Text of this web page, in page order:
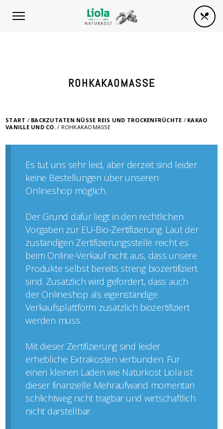
ROHKAKAOMASSE
START / BACKZUTATEN NÜSSE REIS UND TROCKENFRÜCHTE / KAKAO
VANILLE UND CO./ ROHKAKAOMASSE
Es tut uns sehr leid, aber derzeit sind leider
keine Bestellungen über unseren
Onlineshop möglich.
Der Grund dafür liegt in den rechtlichen
Vorgaben zur EU-Bio-Zertifizierung. Laut der
zuständigen Zertifizierungsstelle reicht es
beim Online-Verkauf nicht aus, dass unsere
Produkte selbst bereits streng biozertifiziert
sind. Zusätzlich wird gefordert, dass auch
der Onlineshop als eigenständige
Verkaufsplattform zusätzlich biozertifiziert
werden muss.
Mit dieser Zertifizierung sind leider
erhebliche Extrakosten verbunden. Für
einen kleinen Laden wie Naturkost Liola ist
dieser finanzielle Mehraufwand momentan
schlichtweg nicht tragbar und wirtschaftlich
nicht darstellbar.